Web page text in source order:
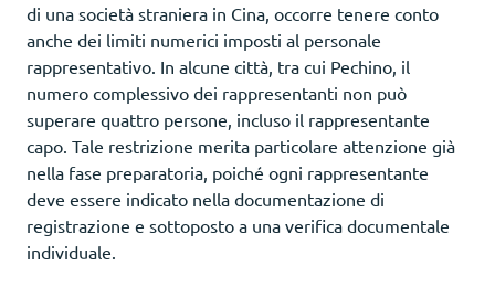
di una società straniera in Cina, occorre tenere conto
anche dei limiti numerici imposti al personale
rappresentativo. In alcune città, tra cui Pechino, il
numero complessivo dei rappresentanti non può
superare quattro persone, incluso il rappresentante
capo. Tale restrizione merita particolare attenzione già
nella fase preparatoria, poiché ogni rappresentante
deve essere indicato nella documentazione di
registrazione e sottoposto a una verifica documentale
individuale.